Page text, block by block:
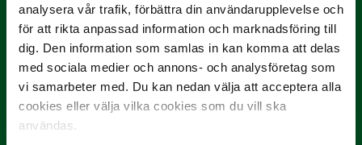
analysera vår trafik, förbättra din användarupplevelse och
för att rikta anpassad information och marknadsföring till
dig. Den information som samlas in kan komma att delas
med sociala medier och annons- och analysföretag som
vi samarbeter med. Du kan nedan välja att acceptera alla
cookies eller välja vilka cookies som du vill ska
användas.
3 JULI
Rösta på Månadens Spelare i juni
Yttrar gör…